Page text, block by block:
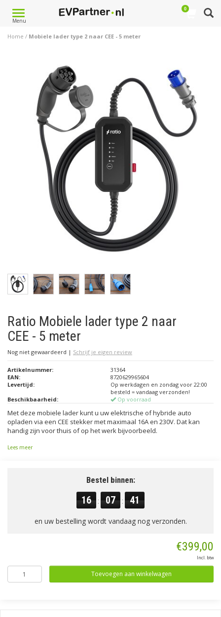
Toggle
navigation
Menu
0
Home / Mobiele lader type 2 naar CEE - 5 meter
Ratio Mobiele lader type 2 naar
CEE - 5 meter
Nog niet gewaardeerd | Schrijf je eigen review
Artikelnummer:
31364
EAN:
8720629965604
Levertijd:
Op werkdagen en zondag voor 22:00
besteld = vandaag verzonden!
Beschikbaarheid:
Op voorraad
Met deze mobiele lader kunt u uw elektrische of hybride auto
opladen via een CEE stekker met maximaal 16A en 230V. Dat kan
handig zijn voor thuis of op het werk bijvoorbeeld.
Lees meer
Bestel binnen:
16 : 07 : 41
en uw bestelling wordt vandaag nog verzonden.
€399,00
Incl. btw
Toevoegen aan winkelwagen